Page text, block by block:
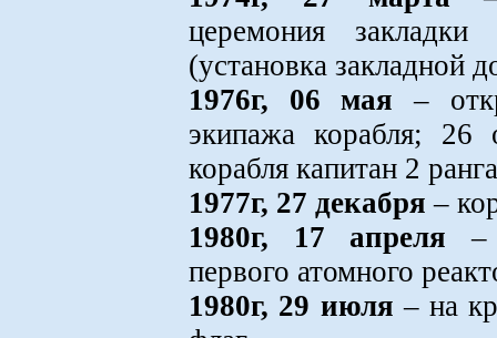
церемония
(установка закладной
1976г, 06 мая –
экипажа корабля; 26
корабля капитан 2
1977г, 27 декабря –
1980г, 17 апреля –
первого атомного
1980г, 29 июля – на